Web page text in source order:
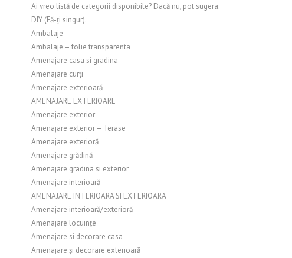
Ai vreo listă de categorii disponibile? Dacă nu, pot sugera:
DIY (Fă-ți singur).
Ambalaje
Ambalaje – folie transparenta
Amenajare casa si gradina
Amenajare curți
Amenajare exterioară
AMENAJARE EXTERIOARE
Amenajare exterior
Amenajare exterior – Terase
Amenajare exterioră
Amenajare grădină
Amenajare gradina si exterior
Amenajare interioară
AMENAJARE INTERIOARA SI EXTERIOARA
Amenajare interioară/exterioră
Amenajare locuințe
Amenajare si decorare casa
Amenajare și decorare exterioară